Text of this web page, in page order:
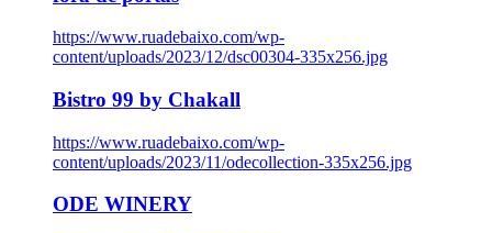
https://www.ruadebaixo.com/wp-
content/uploads/2023/12/dsc00304-335x256.jpg
Bistro 99 by Chakall
https://www.ruadebaixo.com/wp-
content/uploads/2023/11/odecollection-335x256.jpg
ODE WINERY